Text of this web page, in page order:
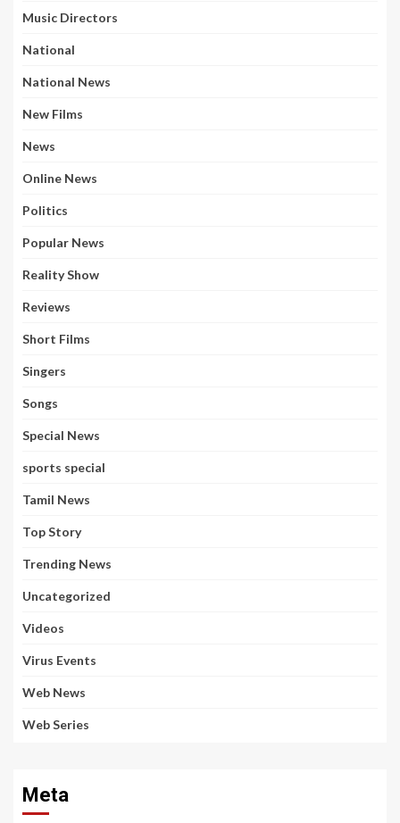
Music Directors
National
National News
New Films
News
Online News
Politics
Popular News
Reality Show
Reviews
Short Films
Singers
Songs
Special News
sports special
Tamil News
Top Story
Trending News
Uncategorized
Videos
Virus Events
Web News
Web Series
Meta